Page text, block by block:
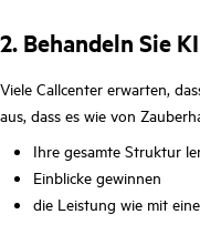
2. Behandeln Sie
Viele Callcenter erwarten,
aus, dass es wie von
Ihre gesamte Struktur
Einblicke gewinnen
die Leistung wie mit